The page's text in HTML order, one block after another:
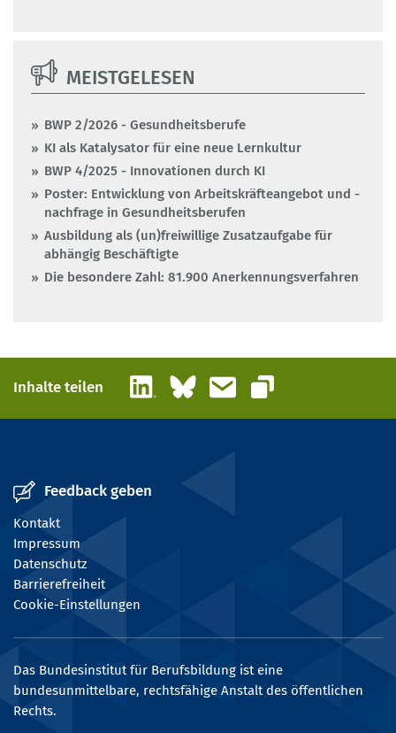
MEISTGELESEN
BWP 2/2026 - Gesundheitsberufe
KI als Katalysator für eine neue Lernkultur
BWP 4/2025 - Innovationen durch KI
Poster: Entwicklung von Arbeitskräfteangebot und -
nachfrage in Gesundheitsberufen
Ausbildung als (un)freiwillige Zusatzaufgabe für
abhängig Beschäftigte
Die besondere Zahl: 81.900 Anerkennungsverfahren
Inhalte teilen LinkedInBlueskyE-Mail
Link kopieren
Feedback geben
Kontakt
Impressum
Datenschutz
Barrierefreiheit
Cookie-Einstellungen
Das Bundesinstitut für Berufsbildung ist eine
bundesunmittelbare, rechtsfähige Anstalt des öffentlichen
Rechts.